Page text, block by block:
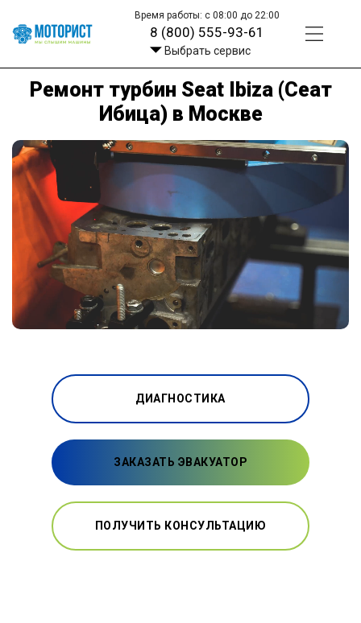
Время работы: с 08:00 до 22:00
8 (800) 555-93-61
Выбрать сервис
Ремонт турбин Seat Ibiza (Сеат
Ибица) в Москве
ДИАГНОСТИКА
ЗАКАЗАТЬ ЭВАКУАТОР
ПОЛУЧИТЬ КОНСУЛЬТАЦИЮ